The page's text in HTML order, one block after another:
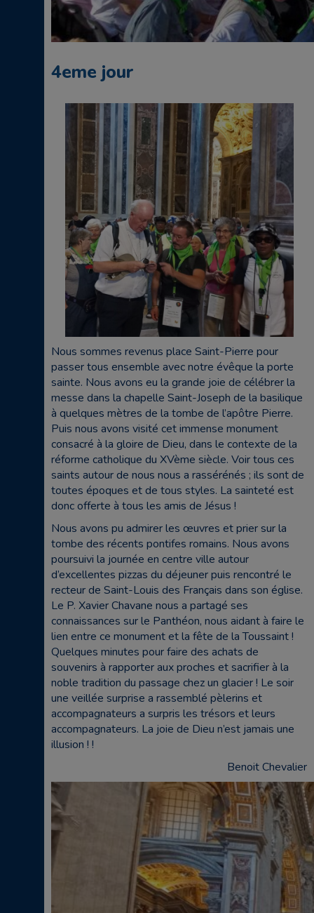
4eme jour
Nous sommes revenus place Saint-Pierre pour
passer tous ensemble avec notre évêque la porte
sainte. Nous avons eu la grande joie de célébrer la
messe dans la chapelle Saint-Joseph de la basilique
à quelques mètres de la tombe de l’apôtre Pierre.
Puis nous avons visité cet immense monument
consacré à la gloire de Dieu, dans le contexte de la
réforme catholique du XVème siècle. Voir tous ces
saints autour de nous nous a rassérénés ; ils sont de
toutes époques et de tous styles. La sainteté est
donc offerte à tous les amis de Jésus !
Nous avons pu admirer les œuvres et prier sur la
tombe des récents pontifes romains. Nous avons
poursuivi la journée en centre ville autour
d’excellentes pizzas du déjeuner puis rencontré le
recteur de Saint-Louis des Français dans son église.
Le P. Xavier Chavane nous a partagé ses
connaissances sur le Panthéon, nous aidant à faire le
lien entre ce monument et la fête de la Toussaint !
Quelques minutes pour faire des achats de
souvenirs à rapporter aux proches et sacrifier à la
noble tradition du passage chez un glacier ! Le soir
une veillée surprise a rassemblé pèlerins et
accompagnateurs a surpris les trésors et leurs
accompagnateurs. La joie de Dieu n’est jamais une
illusion ! !
Benoit Chevalier